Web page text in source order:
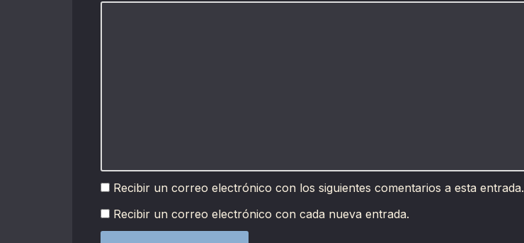
Recibir un correo electrónico con los siguientes comentarios a esta entrada.
Recibir un correo electrónico con cada nueva entrada.